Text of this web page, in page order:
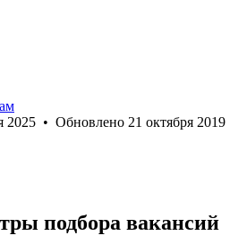
2025 • Обновлено 21 октября 2019
подбора вакансий